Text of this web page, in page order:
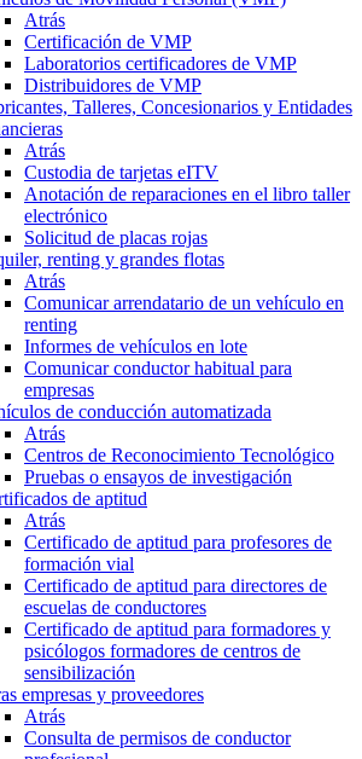
Atrás
Certificación de VMP
Laboratorios certificadores de VMP
Distribuidores de VMP
Talleres, Concesionarios y Entidades
Atrás
Custodia de tarjetas eITV
Anotación de reparaciones en el libro taller
electrónico
Solicitud de placas rojas
renting y grandes flotas
Atrás
Comunicar arrendatario de un vehículo en
renting
Informes de vehículos en lote
Comunicar conductor habitual para
empresas
de conducción automatizada
Atrás
Centros de Reconocimiento Tecnológico
Pruebas o ensayos de investigación
de aptitud
Atrás
Certificado de aptitud para profesores de
formación vial
Certificado de aptitud para directores de
escuelas de conductores
Certificado de aptitud para formadores y
psicólogos formadores de centros de
sensibilización
empresas y proveedores
Atrás
Consulta de permisos de conductor